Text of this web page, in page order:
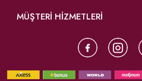
MÜŞTERİ HİZMETLERİ